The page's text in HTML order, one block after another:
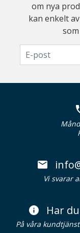
om nya
kan enkelt
Vi svarar
Har
På våra